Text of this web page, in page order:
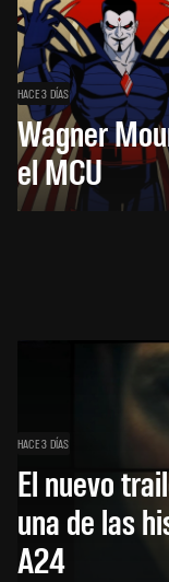
HACE 3 DÍAS
Wagner
el MCU
HACE 3 DÍAS
El nuevo
una de las
A24